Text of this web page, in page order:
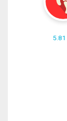
5.81